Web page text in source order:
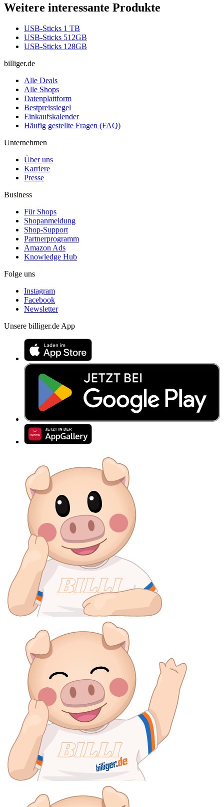
Weitere interessante Produkte
USB-Sticks 1 TB
USB-Sticks 512GB
USB-Sticks 128GB
billiger.de
Alle Deals
Alle Shops
Datenplattform
Bestpreissiegel
Einkaufskalender
Häufig gestellte Fragen (FAQ)
Unternehmen
Über uns
Karriere
Presse
Business
Für Shops
Shopanmeldung
Shop-Support
Partnerprogramm
Amazon Ads
Knowledge Hub
Folge uns
Instagram
Facebook
Newsletter
Unsere billiger.de App